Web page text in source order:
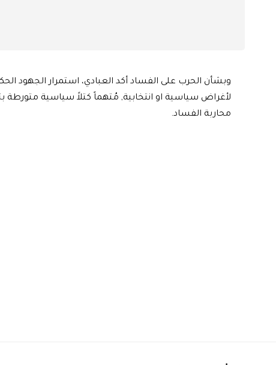
وبشأن الحرب على الفساد أكد العبادي، استمرار الجهود
لأغراض سياسية او انتخابية, مُتهماً كتلاً سياسية
محاربة الفساد.